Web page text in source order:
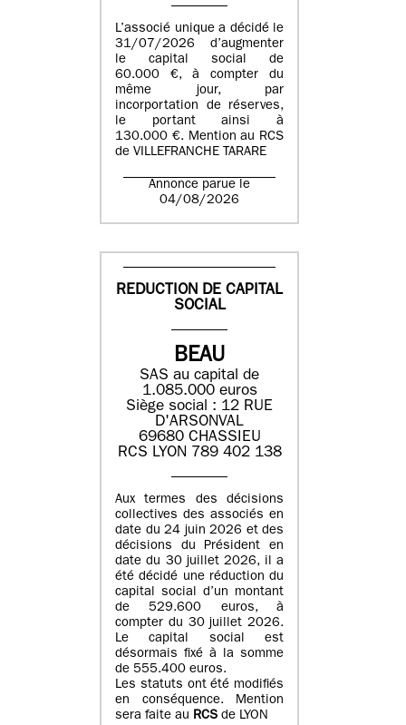
L’associé unique a décidé le
31/07/2026 d’augmenter
le capital social de
60.000 €, à compter du
même jour, par
incorportation de réserves,
le portant ainsi à
130.000 €. Mention au RCS
de VILLEFRANCHE TARARE
Annonce parue le
04/08/2026
REDUCTION DE CAPITAL
SOCIAL
BEAU
SAS au capital de
1.085.000 euros
Siège social : 12 RUE
D'ARSONVAL
69680 CHASSIEU
RCS LYON 789 402 138
Aux termes des décisions
collectives des associés en
date du 24 juin 2026 et des
décisions du Président en
date du 30 juillet 2026, il a
été décidé une réduction du
capital social d’un montant
de 529.600 euros, à
compter du 30 juillet 2026.
Le capital social est
désormais fixé à la somme
de 555.400 euros.
Les statuts ont été modifiés
en conséquence. Mention
sera faite au RCS de LYON